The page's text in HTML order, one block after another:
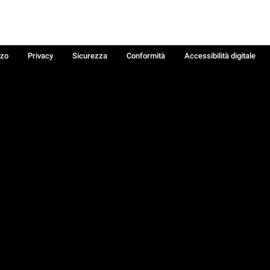
Privacy Sicurezza Conformità
Accessibilità digitale